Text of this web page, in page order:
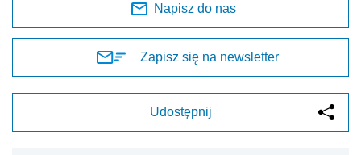
Napisz do nas
Zapisz się na newsletter
Udostępnij